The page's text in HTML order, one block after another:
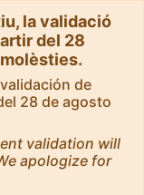
la validació
del 28
de
28 de agosto
validation will
apologize for